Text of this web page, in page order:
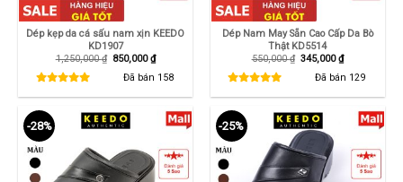
Dép kẹp da cá sấu nam xịn KEEDO
KD1907
1,250,000₫ Giá
850,000₫Giá
hiện
tại
Đã bán 158
Dép Nam May Sẵn Cao Cấp Da Bò
Thật KD5514
550,000₫ Giá
345,000₫Giá
hiện
tại
Đã bán 129
-28% -25%